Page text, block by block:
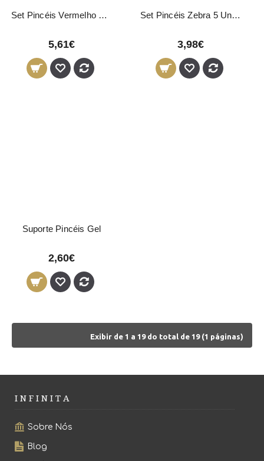
Set Pincéis Vermelho 15 Unidades
5,61€
Set Pincéis Zebra 5 Unidades
3,98€
Suporte Pincéis Gel
2,60€
Exibir de 1 a 19 do total de 19 (1 páginas)
I N F I N I T A
Sobre Nós
Blog